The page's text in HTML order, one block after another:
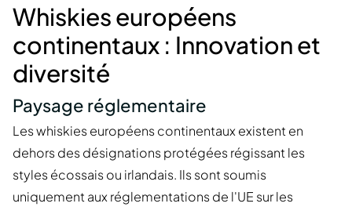
Whiskies européens
continentaux : Innovation et
diversité
Paysage réglementaire
Les whiskies européens continentaux existent en
dehors des désignations protégées régissant les
styles écossais ou irlandais. Ils sont soumis
uniquement aux réglementations de l'UE sur les